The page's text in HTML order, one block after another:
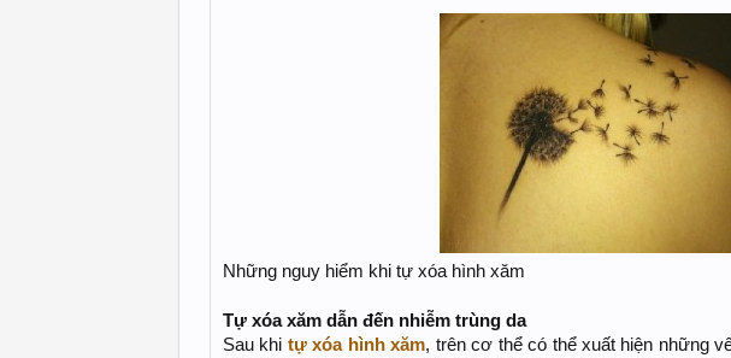
Những nguy hiểm khi tự xóa hình xăm
Tự xóa xăm dẫn đến nhiễm trùng da
Sau khi tự xóa hình xăm, trên cơ thể có thể xuất hiện những